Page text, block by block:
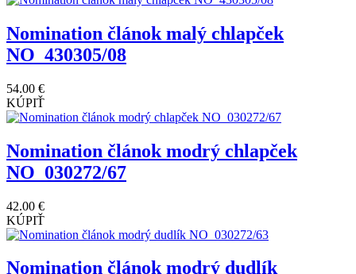
Nomination článok malý chlapček
NO_430305/08
54.00 €
KÚPIŤ
Nomination článok modrý chlapček
NO_030272/67
42.00 €
KÚPIŤ
Nomination článok modrý dudlík